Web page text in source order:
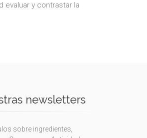
evaluar y contrastar la
newsletters
sobre ingredientes,